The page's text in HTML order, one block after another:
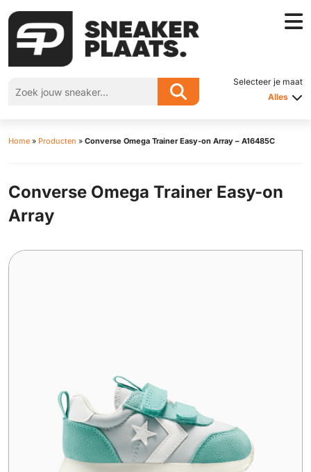
Selecteer je maat
Alles
Home » Producten » Converse Omega Trainer Easy-on Array – A16485C
Converse Omega Trainer Easy-on
Array